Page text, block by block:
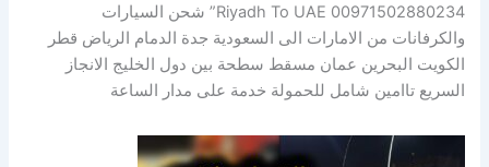
Riyadh To UAE 00971502880234” شحن السيارات
والكرفانات من الامارات الى السعودية جدة الدمام الرياض قطر
الكويت البحرين عمان مسقط سطحة بين دول الخليج الانجاز
السريع تاامين شامل للحمولة خدمة على مدار الساعة